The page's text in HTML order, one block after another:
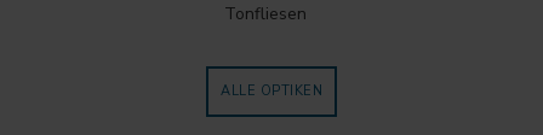
Tonfliesen
ALLE OPTIKEN